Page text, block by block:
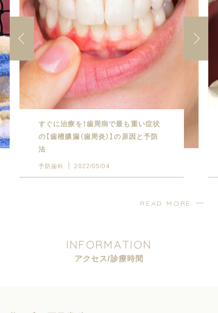
すぐに治療を！歯周病で最も重い症状
の【歯槽膿漏（歯周炎）】の原因と予防
法
予防歯科 2022/05/04
READ MORE
INFORMATION
アクセス/診療時間